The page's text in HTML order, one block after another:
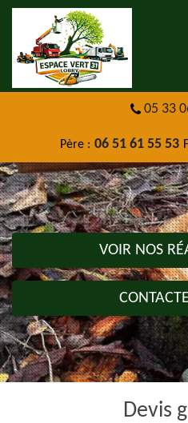
05 33
Père : 06 51 61 55 53
VOIR NOS
Devis